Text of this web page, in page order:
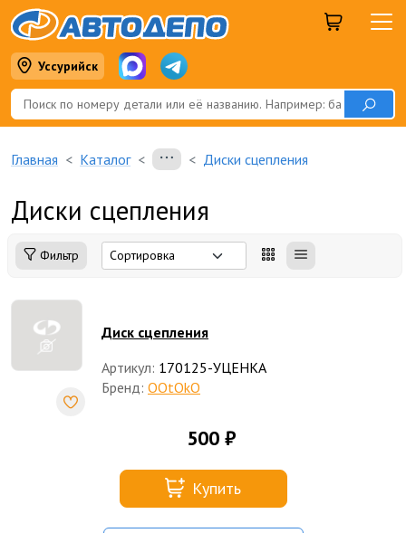
Уссурийск
Главная Каталог Диски сцепления
Диски сцепления
Фильтр
Диск сцепления
Артикул: 170125-УЦЕНКА
Бренд: OOtOkO
500 ₽
Купить